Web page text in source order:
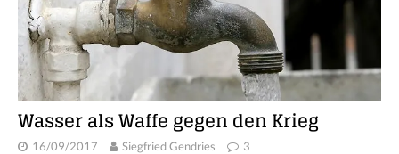
Wasser als Waffe gegen den Krieg
16/09/2017 Siegfried Gendries 3